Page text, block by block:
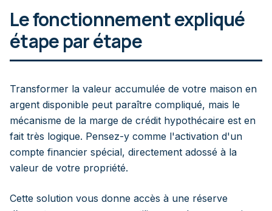
Le fonctionnement expliqué
étape par étape
Transformer la valeur accumulée de votre maison en
argent disponible peut paraître compliqué, mais le
mécanisme de la marge de crédit hypothécaire est en
fait très logique. Pensez-y comme l'activation d'un
compte financier spécial, directement adossé à la
valeur de votre propriété.
Cette solution vous donne accès à une réserve